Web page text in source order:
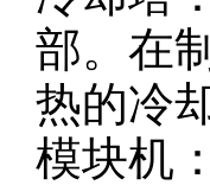
部。在
热的冷
模块机